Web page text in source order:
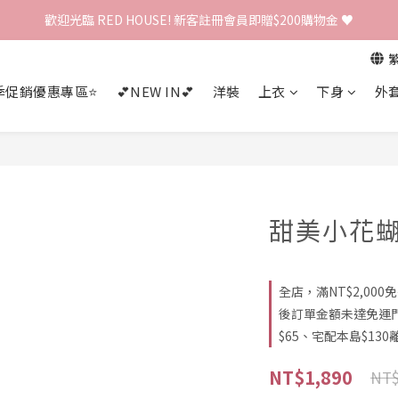
歡迎光臨 RED HOUSE! 新客註冊會員即贈$200購物金 ♥
歡迎光臨 RED HOUSE! 新客註冊會員即贈$200購物金 ♥
歡迎光臨 RED HOUSE! 新客註冊會員即贈$200購物金 ♥
促銷優惠專區⭐ 💕NEW IN💕 洋裝 上衣 下身 外
甜美小花
全店，滿NT$2,000
後訂單金額未達免運
$65、宅配本島$130
NT$1,890